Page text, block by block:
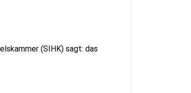
(SIHK) sagt: das